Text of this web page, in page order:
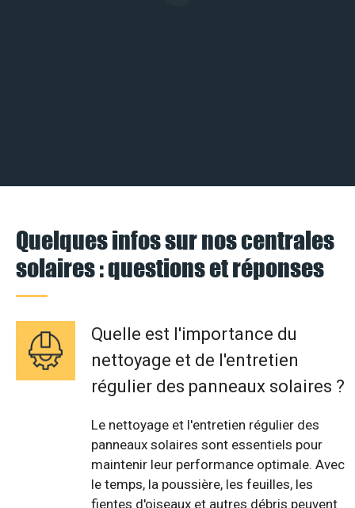
Quelques infos sur nos centrales
solaires : questions et réponses
Quelle est l'importance du
nettoyage et de l'entretien
régulier des panneaux solaires ?
Le nettoyage et l'entretien régulier des
panneaux solaires sont essentiels pour
maintenir leur performance optimale. Avec
le temps, la poussière, les feuilles, les
fientes d'oiseaux et autres débris peuvent